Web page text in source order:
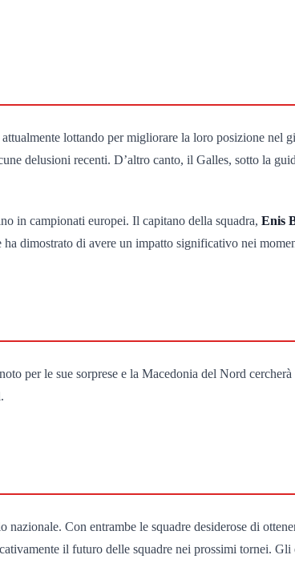
lottando per migliorare la loro posizione nel
delusioni recenti. D’altro canto, il Galles, sotto la
in campionati europei. Il capitano della squadra, Enis
ha dimostrato di avere un impatto significativo nei
per le sue sorprese e la Macedonia del Nord
Con entrambe le squadre desiderose di
il futuro delle squadre nei prossimi tornei.